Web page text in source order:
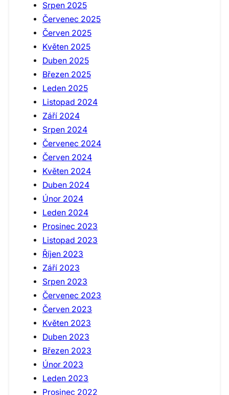
Srpen 2025
Červenec 2025
Červen 2025
Květen 2025
Duben 2025
Březen 2025
Leden 2025
Listopad 2024
Září 2024
Srpen 2024
Červenec 2024
Červen 2024
Květen 2024
Duben 2024
Únor 2024
Leden 2024
Prosinec 2023
Listopad 2023
Říjen 2023
Září 2023
Srpen 2023
Červenec 2023
Červen 2023
Květen 2023
Duben 2023
Březen 2023
Únor 2023
Leden 2023
Prosinec 2022